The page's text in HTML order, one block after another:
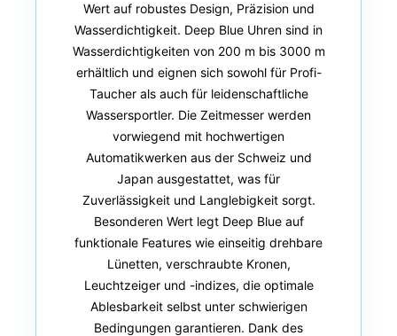
Wert auf robustes Design, Präzision und
Wasserdichtigkeit. Deep Blue Uhren sind in
Wasserdichtigkeiten von 200 m bis 3000 m
erhältlich und eignen sich sowohl für Profi-
Taucher als auch für leidenschaftliche
Wassersportler. Die Zeitmesser werden
vorwiegend mit hochwertigen
Automatikwerken aus der Schweiz und
Japan ausgestattet, was für
Zuverlässigkeit und Langlebigkeit sorgt.
Besonderen Wert legt Deep Blue auf
funktionale Features wie einseitig drehbare
Lünetten, verschraubte Kronen,
Leuchtzeiger und -indizes, die optimale
Ablesbarkeit selbst unter schwierigen
Bedingungen garantieren. Dank des